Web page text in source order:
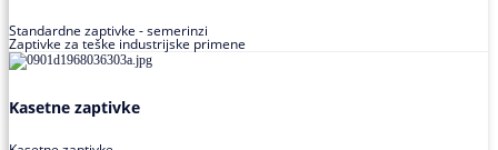
Standardne zaptivke - semerinzi
Zaptivke za teške industrijske primene
Kasetne zaptivke